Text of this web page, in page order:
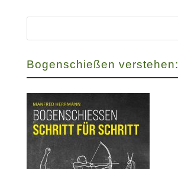
Bogenschießen verstehen: